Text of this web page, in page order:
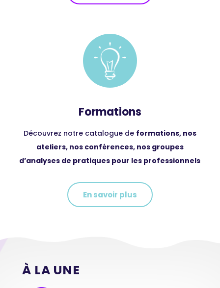
Formations
Découvrez notre catalogue de formations, nos
ateliers, nos conférences, nos groupes
d’analyses de pratiques pour les professionnels
En savoir plus
À LA UNE